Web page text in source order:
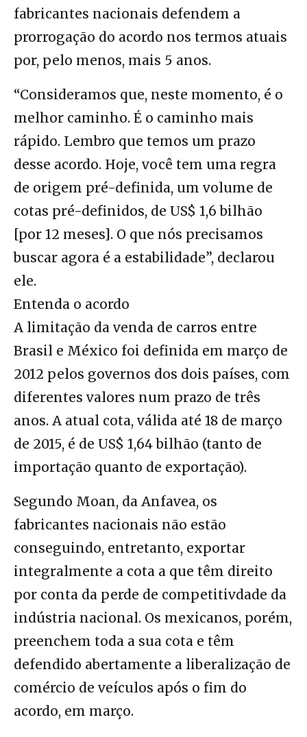
fabricantes nacionais defendem a
prorrogação do acordo nos termos atuais
por, pelo menos, mais 5 anos.
“Consideramos que, neste momento, é o
melhor caminho. É o caminho mais
rápido. Lembro que temos um prazo
desse acordo. Hoje, você tem uma regra
de origem pré-definida, um volume de
cotas pré-definidos, de US$ 1,6 bilhão
[por 12 meses]. O que nós precisamos
buscar agora é a estabilidade”, declarou
ele.
Entenda o acordo
A limitação da venda de carros entre
Brasil e México foi definida em março de
2012 pelos governos dos dois países, com
diferentes valores num prazo de três
anos. A atual cota, válida até 18 de março
de 2015, é de US$ 1,64 bilhão (tanto de
importação quanto de exportação).
Segundo Moan, da Anfavea, os
fabricantes nacionais não estão
conseguindo, entretanto, exportar
integralmente a cota a que têm direito
por conta da perde de competitivdade da
indústria nacional. Os mexicanos, porém,
preenchem toda a sua cota e têm
defendido abertamente a liberalização de
comércio de veículos após o fim do
acordo, em março.